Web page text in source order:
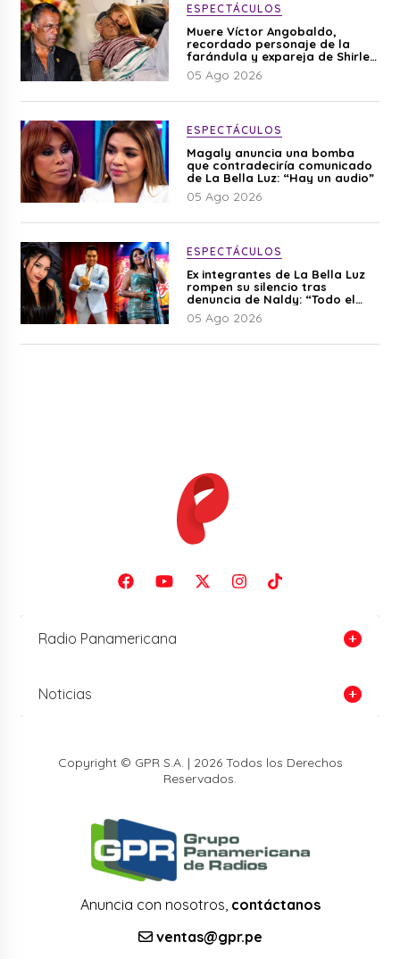
ESPECTÁCULOS
Muere Víctor Angobaldo,
recordado personaje de la
farándula y expareja de Shirley
Cherres
05 Ago 2026
ESPECTÁCULOS
Magaly anuncia una bomba
que contradeciría comunicado
de La Bella Luz: “Hay un audio”
05 Ago 2026
ESPECTÁCULOS
Ex integrantes de La Bella Luz
rompen su silencio tras
denuncia de Naldy: “Todo el
mundo lo sabía”
05 Ago 2026
Radio Panamericana
Noticias
Copyright © GPR S.A. | 2026 Todos los Derechos
Reservados.
Anuncia con nosotros, contáctanos
ventas@gpr.pe